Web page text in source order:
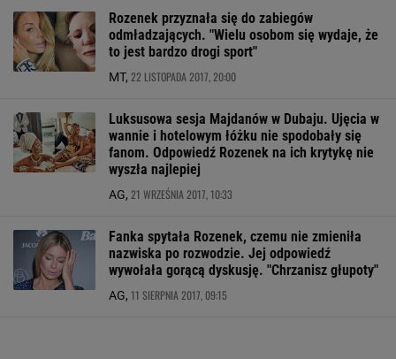
Rozenek przyznała się do zabiegów
odmładzających. "Wielu osobom się wydaje, że
to jest bardzo drogi sport"
MT, 22 LISTOPADA 2017, 20:00
Luksusowa sesja Majdanów w Dubaju. Ujęcia w
wannie i hotelowym łóżku nie spodobały się
fanom. Odpowiedź Rozenek na ich krytykę nie
wyszła najlepiej
AG, 21 WRZEŚNIA 2017, 10:33
Fanka spytała Rozenek, czemu nie zmieniła
nazwiska po rozwodzie. Jej odpowiedź
wywołała gorącą dyskusję. "Chrzanisz głupoty"
AG, 11 SIERPNIA 2017, 09:15